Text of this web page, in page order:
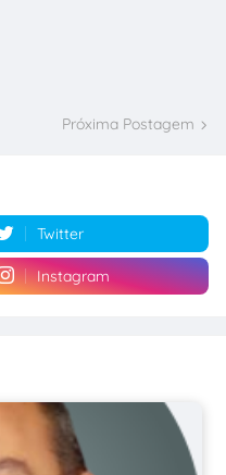
Próxima Postagem
Twitter
Instagram